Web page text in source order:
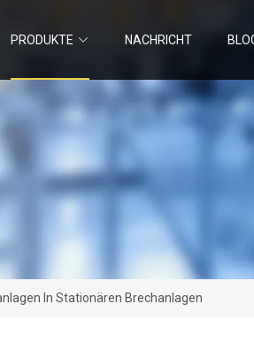
PRODUKTE NACHRICHT
In Stationären Brechanlagen